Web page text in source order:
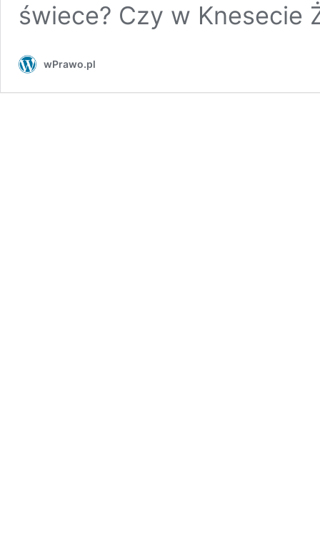
świece? Czy w
wPrawo.pl